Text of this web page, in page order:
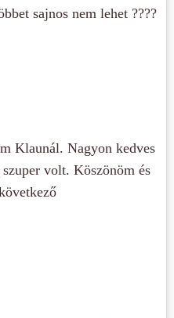
sajnos nem lehet ????
Klaunál. Nagyon kedves
volt. Köszönöm és